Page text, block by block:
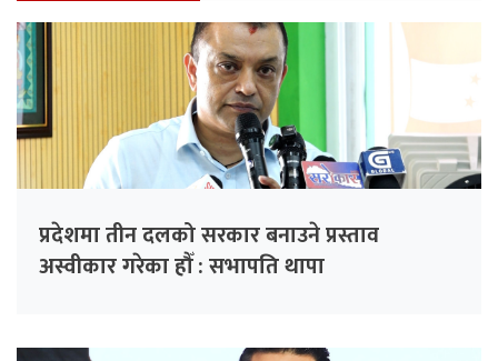
प्रदेशमा तीन दलको सरकार बनाउने प्रस्ताव
अस्वीकार गरेका हौँ : सभापति थापा